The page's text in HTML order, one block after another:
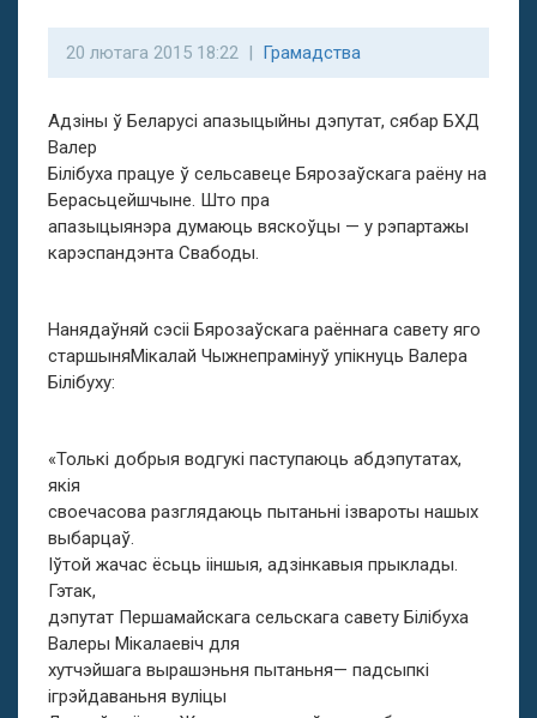
20 лютага 2015 18:22 | Грамадства
Адзіны ў Беларусі апазыцыйны дэпутат, сябар БХД
Валер
Білібуха працуе ў сельсавеце Бярозаўскага раёну на
Берасьцейшчыне. Што пра
апазыцыянэра думаюць вяскоўцы — у рэпартажы
карэспандэнта Свабоды.
Нанядаўняй сэсіі Бярозаўскага раённага савету яго
старшыняМікалай Чыжнепрамінуў упікнуць Валера
Білібуху:
«Толькі добрыя водгукі паступаюць абдэпутатах,
якія
своечасова разглядаюць пытаньні ізвароты нашых
выбарцаў.
Іўтой жачас ёсьць ііншыя, адзінкавыя прыклады.
Гэтак,
дэпутат Першамайскага сельскага савету Білібуха
Валеры Мікалаевіч для
хутчэйшага вырашэньня пытаньня— падсыпкі
ігрэйдаваньня вуліцы